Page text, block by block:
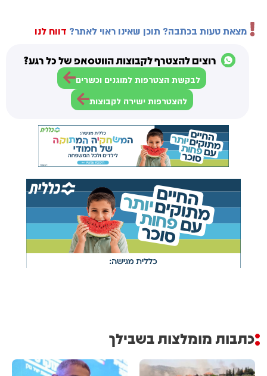
מצאת טעות בכתבה? תוכן שאינו ראוי לאתר? דווח לנו
רוצים להצטרף לקבוצות הווטסאפ של כל רגע?
לבקשת הצטרפות למוגנים וכשרים
להצטרפות ישירה לקבוצות
כתבות מומלצות בשבילך